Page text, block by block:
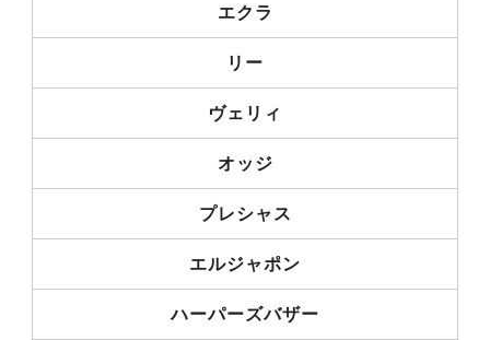
エクラ
リー
ヴェリィ
オッジ
プレシャス
エルジャポン
ハーパーズバザー